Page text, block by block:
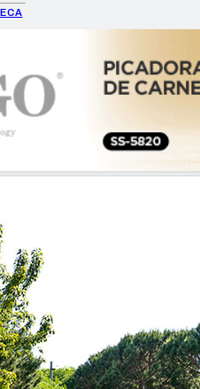
tu noticia